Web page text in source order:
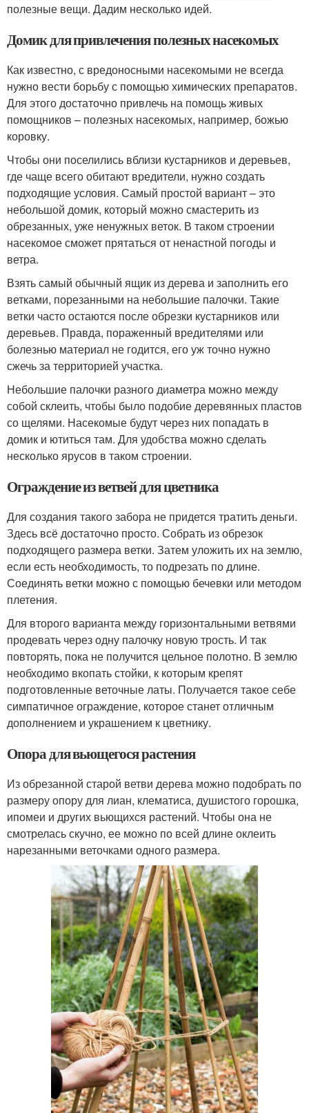
полезные вещи. Дадим несколько идей.
Домик для привлечения полезных насекомых
Как известно, с вредоносными насекомыми не всегда
нужно вести борьбу с помощью химических препаратов.
Для этого достаточно привлечь на помощь живых
помощников – полезных насекомых, например, божью
коровку.
Чтобы они поселились вблизи кустарников и деревьев,
где чаще всего обитают вредители, нужно создать
подходящие условия. Самый простой вариант – это
небольшой домик, который можно смастерить из
обрезанных, уже ненужных веток. В таком строении
насекомое сможет прятаться от ненастной погоды и
ветра.
Взять самый обычный ящик из дерева и заполнить его
ветками, порезанными на небольшие палочки. Такие
ветки часто остаются после обрезки кустарников или
деревьев. Правда, пораженный вредителями или
болезнью материал не годится, его уж точно нужно
сжечь за территорией участка.
Небольшие палочки разного диаметра можно между
собой склеить, чтобы было подобие деревянных пластов
со щелями. Насекомые будут через них попадать в
домик и ютиться там. Для удобства можно сделать
несколько ярусов в таком строении.
Ограждение из ветвей для цветника
Для создания такого забора не придется тратить деньги.
Здесь всё достаточно просто. Собрать из обрезок
подходящего размера ветки. Затем уложить их на землю,
если есть необходимость, то подрезать по длине.
Соединять ветки можно с помощью бечевки или методом
плетения.
Для второго варианта между горизонтальными ветвями
продевать через одну палочку новую трость. И так
повторять, пока не получится цельное полотно. В землю
необходимо вкопать стойки, к которым крепят
подготовленные веточные латы. Получается такое себе
симпатичное ограждение, которое станет отличным
дополнением и украшением к цветнику.
Опора для вьющегося растения
Из обрезанной старой ветви дерева можно подобрать по
размеру опору для лиан, клематиса, душистого горошка,
ипомеи и других вьющихся растений. Чтобы она не
смотрелась скучно, ее можно по всей длине оклеить
нарезанными веточками одного размера.